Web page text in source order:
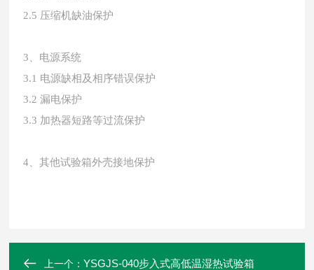
2.5 压缩机缺油保护
3、电源系统
3.1 电源缺相及相序错误保护
3.2 漏电保护
3.3 加热器短路等过流保护
4、其他试验箱外壳接地保护
上一个：YSGJS-040步入式高低温湿热试验箱